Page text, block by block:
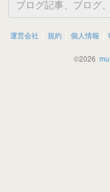
運営会社 規約 個人情報
©2026